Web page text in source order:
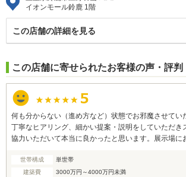
イオンモール鈴鹿 1階
この店舗の詳細を見る
この店舗に寄せられたお客様の声・評判
何も分からない（進め方など）状態でお邪魔させてい
丁寧なヒアリング、細かい提案・説明をしていただき
協力いただいて本当に良かったと思います。展示場に
ども各会社に伝えていただいた為スムーズに進めるこ
た。本来であればお断りしにくいところもスーモさん
世帯構成
単世帯
建築費
3000万円～4000万円未満